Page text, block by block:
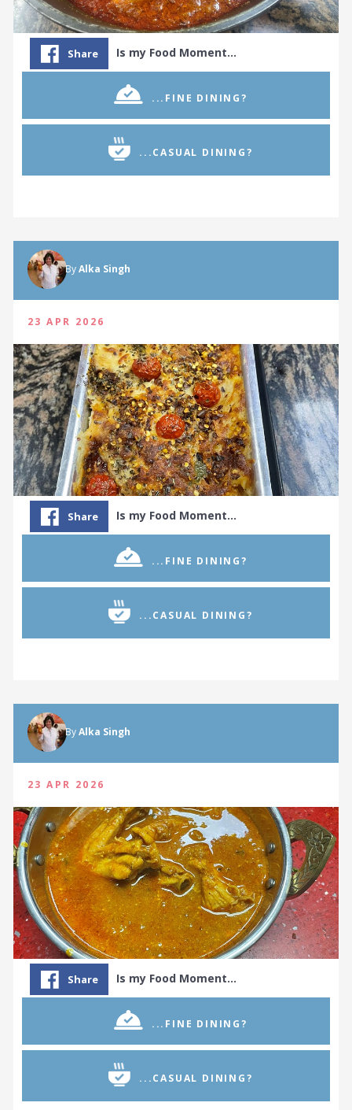
Share Is my Food Moment…
...FINE DINING?
...CASUAL DINING?
ByAlka Singh
23 APR 2026
Share Is my Food Moment…
...FINE DINING?
...CASUAL DINING?
ByAlka Singh
23 APR 2026
Share Is my Food Moment…
...FINE DINING?
...CASUAL DINING?